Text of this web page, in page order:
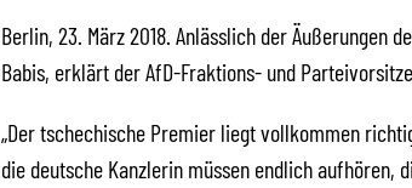
Berlin, 23. März 2018. Anlässlich der Äußerungen
Babis, erklärt der AfD-Fraktions- und
„Der tschechische Premier liegt vollkommen
die deutsche Kanzlerin müssen endlich aufhören,